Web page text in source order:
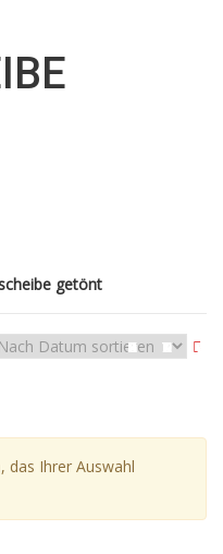
FAHRZEUGE KONTAKT AGB
getönt
das Ihrer Auswahl